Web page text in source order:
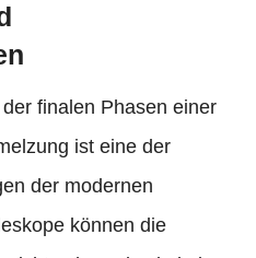
finalen Phasen einer
ist eine der
der modernen
können die